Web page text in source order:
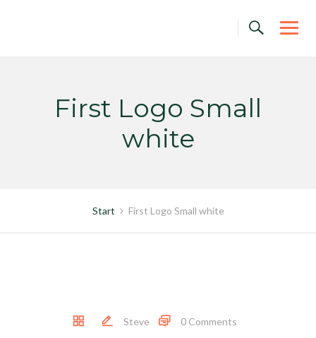
First Logo Small
white
Start First Logo Small white
Steve 0 Comments